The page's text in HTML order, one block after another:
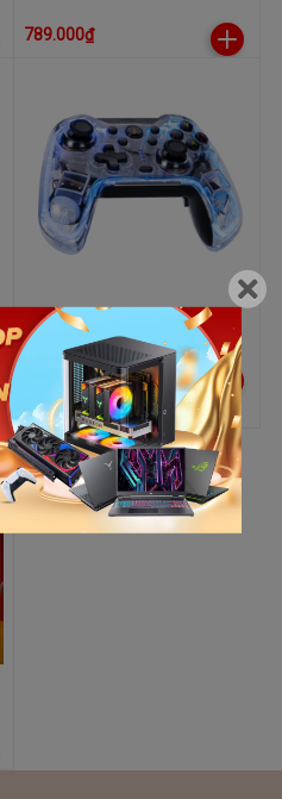
789.000₫
Tay cầm chơi game E-DRA
EGP7603
590.000₫
619.000₫ -5%